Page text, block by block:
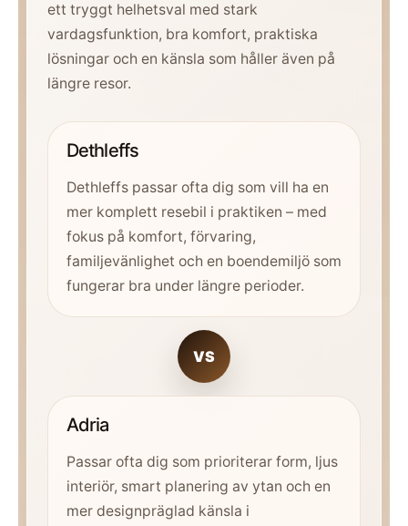
ett tryggt helhetsval med stark
vardagsfunktion, bra komfort, praktiska
lösningar och en känsla som håller även på
längre resor.
Dethleffs
Dethleffs passar ofta dig som vill ha en
mer komplett resebil i praktiken – med
fokus på komfort, förvaring,
familjevänlighet och en boendemiljö som
fungerar bra under längre perioder.
VS
Adria
Passar ofta dig som prioriterar form, ljus
interiör, smart planering av ytan och en
mer designpräglad känsla i